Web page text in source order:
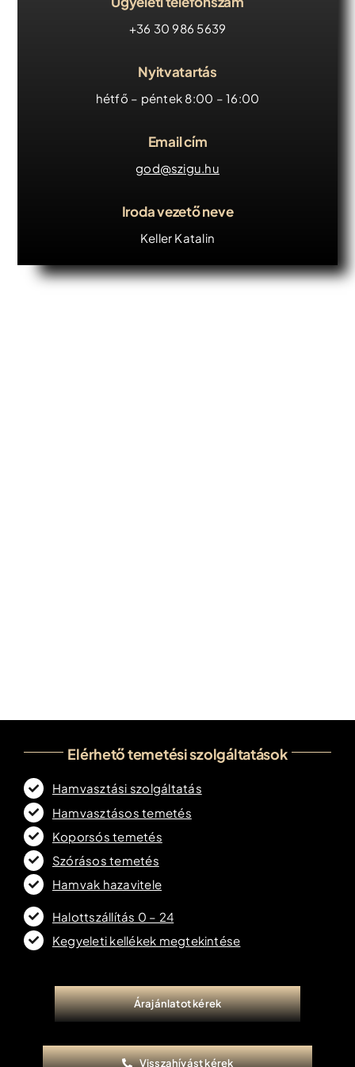
Iroda kereső
Árajánlatkérés
+36 30 986 5639
Nyitvatartás
hétfő – péntek 8:00 – 16:00
Email cím
god@szigu.hu
Iroda vezető neve
Keller Katalin
Elérhető temetési szolgáltatások
Hamvasztási szolgáltatás
Hamvasztásos temetés
Koporsós temetés
Szórásos temetés
Hamvak hazavitele
Halottszállítás 0 – 24
Kegyeleti kellékek megtekintése
Árajánlatot kérek
Visszahívást kérek